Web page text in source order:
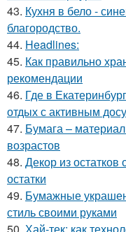
43. Кухня в бело -
благородство.
44. Headlines:
45. Как правильно
рекомендации
46. Где в
отдых с активным
47. Бумага –
возрастов
48. Декор из остатков
остатки
49. Бумажные
стиль своими руками